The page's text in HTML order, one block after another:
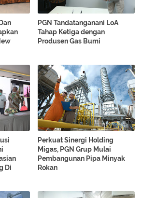
PGN Tandatanganani LoA
Tahap Ketiga dengan
Produsen Gas Bumi
Di
Perkuat Sinergi Holding
Migas, PGN Grup Mulai
Pembangunan Pipa Minyak
Rokan